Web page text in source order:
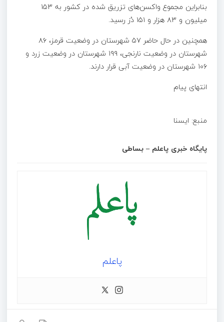
بنابراین مجموع واکسن‌های تزریق شده در کشور به ۱۵۳
میلیون و ۸۳ هزار و ۱۵۱ دُز رسید.
همچنین در حال حاضر ۵۷ شهرستان در وضعیت قرمز، ۸۶
شهرستان در وضعیت نارنجی، ۱۹۹ شهرستان در وضعیت زرد و
۱۰۶ شهرستان در وضعیت آبی قرار دارند.
انتهای پیام
منبع: ا‌یسنا
پایگاه خبری پاعلم – بساطی
پاعلم